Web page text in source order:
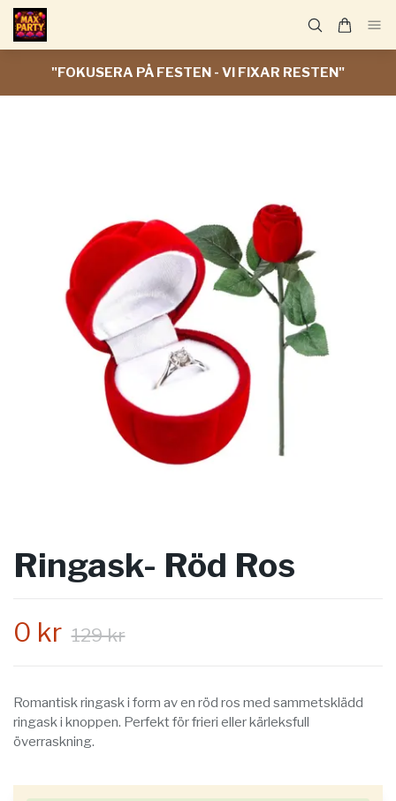
"FOKUSERA PÅ FESTEN - VI FIXAR RESTEN"
Ringask- Röd Ros
0 kr 129 kr
Romantisk ringask i form av en röd ros med sammetsklädd
ringask i knoppen. Perfekt för frieri eller kärleksfull
överraskning.